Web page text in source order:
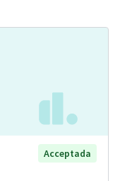
Acceptada